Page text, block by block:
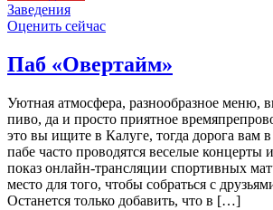
Заведения
Оценить сейчас
Паб «Овертайм»
Уютная атмосфера, разнообразное меню,
пиво, да и просто приятное
это вы ищите в Калуге, тогда дорога вам
пабе часто проводятся веселые концерты
показ онлайн-трансляции спортивных
место для того, чтобы собраться с
Останется только добавить, что в […]